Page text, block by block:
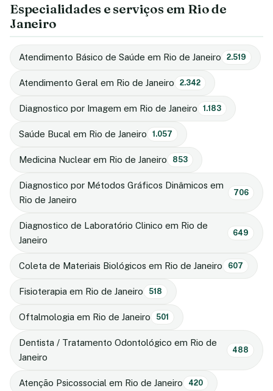
Especialidades e serviços em Rio de
Janeiro
Atendimento Básico de Saúde em Rio de Janeiro 2.519
Atendimento Geral em Rio de Janeiro 2.342
Diagnostico por Imagem em Rio de Janeiro 1.183
Saúde Bucal em Rio de Janeiro 1.057
Medicina Nuclear em Rio de Janeiro 853
Diagnostico por Métodos Gráficos Dinâmicos em
Rio de Janeiro
706
Diagnostico de Laboratório Clinico em Rio de
Janeiro
649
Coleta de Materiais Biológicos em Rio de Janeiro 607
Fisioterapia em Rio de Janeiro 518
Oftalmologia em Rio de Janeiro 501
Dentista / Tratamento Odontológico em Rio de
Janeiro
488
Atenção Psicossocial em Rio de Janeiro 420